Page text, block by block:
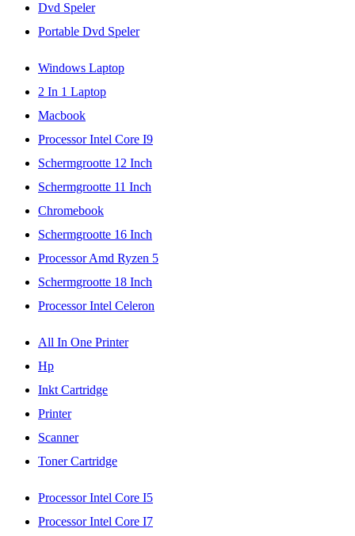
Dvd Speler
Portable Dvd Speler
Windows Laptop
2 In 1 Laptop
Macbook
Processor Intel Core I9
Schermgrootte 12 Inch
Schermgrootte 11 Inch
Chromebook
Schermgrootte 16 Inch
Processor Amd Ryzen 5
Schermgrootte 18 Inch
Processor Intel Celeron
All In One Printer
Hp
Inkt Cartridge
Printer
Scanner
Toner Cartridge
Processor Intel Core I5
Processor Intel Core I7